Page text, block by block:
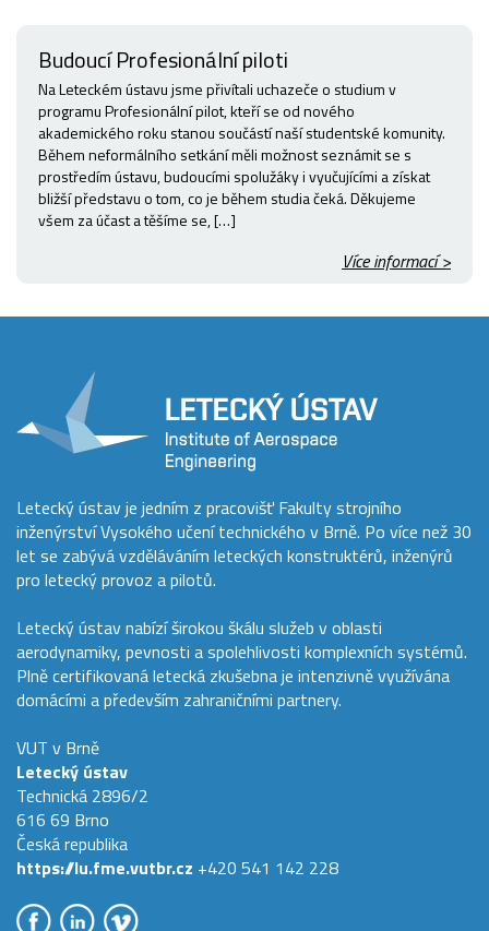
Budoucí Profesionální piloti
Na Leteckém ústavu jsme přivítali uchazeče o studium v
programu Profesionální pilot, kteří se od nového
akademického roku stanou součástí naší studentské komunity.
Během neformálního setkání měli možnost seznámit se s
prostředím ústavu, budoucími spolužáky i vyučujícími a získat
bližší představu o tom, co je během studia čeká. Děkujeme
všem za účast a těšíme se, […]
Více informací >
Letecký ústav je jedním z pracovišť Fakulty strojního
inženýrství Vysokého učení technického v Brně. Po více než 30
let se zabývá vzděláváním leteckých konstruktérů, inženýrů
pro letecký provoz a pilotů.
Letecký ústav nabízí širokou škálu služeb v oblasti
aerodynamiky, pevnosti a spolehlivosti komplexních systémů.
Plně certifikovaná letecká zkušebna je intenzivně využívána
domácími a především zahraničními partnery.
VUT v Brně
Letecký ústav
Technická 2896/2
616 69 Brno
Česká republika
https://lu.fme.vutbr.cz +420 541 142 228